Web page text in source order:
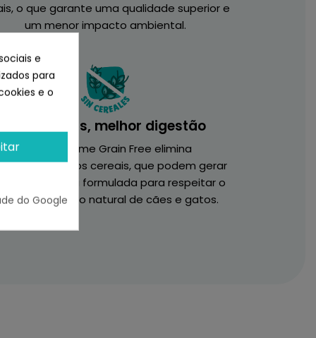
o que garante uma qualidade superior e
um menor impacto ambiental.
Sem cereais, melhor digestão
A Ownat Prime Grain Free elimina
os cereais, que podem gerar
Está formulada para respeitar o
digestivo natural de cães e gatos.
e
para
e o
do Google